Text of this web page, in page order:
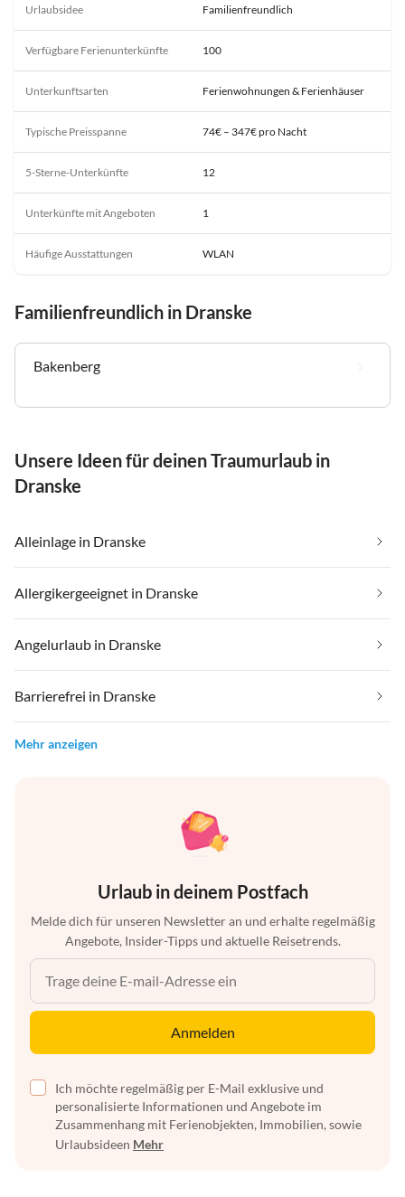
Urlaubsidee Familienfreundlich
Verfügbare Ferienunterkünfte 100
Unterkunftsarten Ferienwohnungen & Ferienhäuser
Typische Preisspanne 74€ – 347€ pro Nacht
5-Sterne-Unterkünfte 12
Unterkünfte mit Angeboten 1
Häufige Ausstattungen WLAN
Familienfreundlich in Dranske
Bakenberg
Unsere Ideen für deinen Traumurlaub in
Dranske
Alleinlage in Dranske
Allergikergeeignet in Dranske
Angelurlaub in Dranske
Barrierefrei in Dranske
Mehr anzeigen
Urlaub in deinem Postfach
Melde dich für unseren Newsletter an und erhalte regelmäßig
Angebote, Insider-Tipps und aktuelle Reisetrends.
Anmelden
Ich möchte regelmäßig per E-Mail exklusive und
personalisierte Informationen und Angebote im
Zusammenhang mit Ferienobjekten, Immobilien, sowie
Urlaubsideen Mehr